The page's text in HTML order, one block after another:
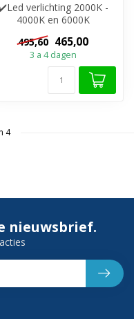
verlichting 2000K -
4000K en 6000K
✔️Spiegelverwarming
✔️Touch bediening ✔...
495,60 465,00
3 a 4 dagen
4
nieuwsbrief.